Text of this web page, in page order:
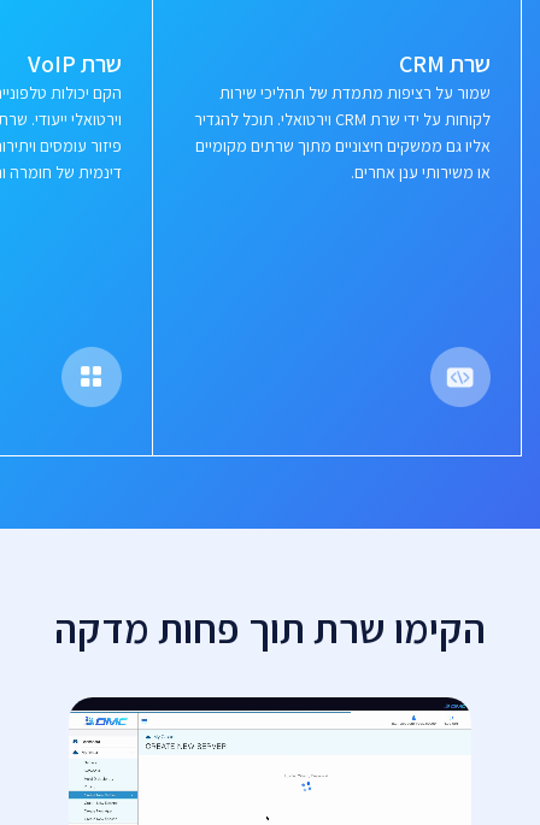
שרת CRM
שמור על רציפות מתמדת של תהליכי שירות
לקוחות על ידי שרת CRM וירטואלי. תוכל להגדיר
אליו גם ממשקים חיצוניים מתוך שרתים מקומיים
או משירותי ענן אחרים.
שרת VoIP
הקם יכולות
וירטואלי ייעודי.
פיזור עומסים
דינמית של חומרה
הקימו שרת תוך פחות מדקה